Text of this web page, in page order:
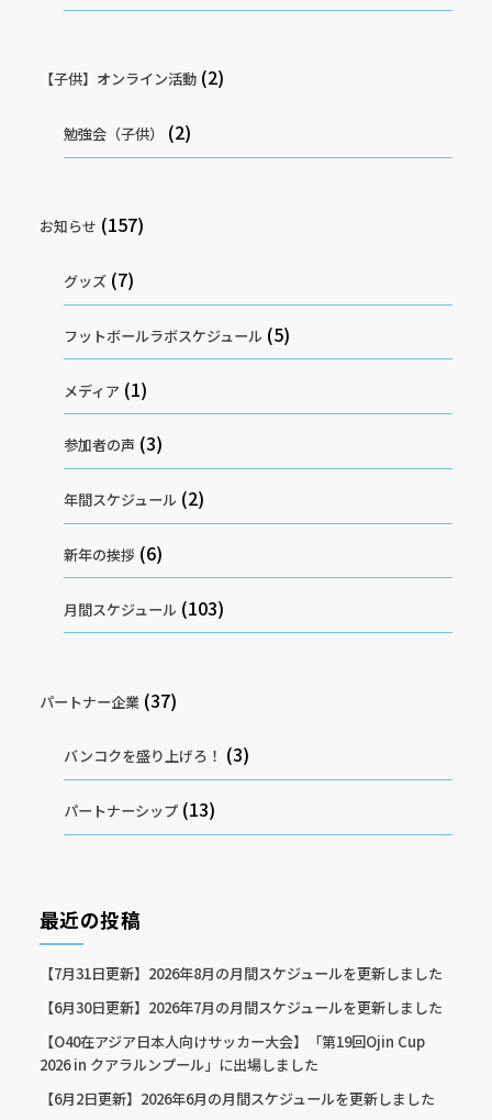
【子供】オンライン活動(2)
勉強会（子供） (2)
お知らせ (157)
グッズ (7)
フットボールラボスケジュール (5)
メディア (1)
参加者の声 (3)
年間スケジュール (2)
新年の挨拶 (6)
月間スケジュール (103)
パートナー企業 (37)
バンコクを盛り上げろ！ (3)
パートナーシップ (13)
最近の投稿
【7月31日更新】2026年8月の月間スケジュールを更新しました
【6月30日更新】2026年7月の月間スケジュールを更新しました
【O40在アジア日本人向けサッカー大会】「第19回Ojin Cup
2026 in クアラルンプール」に出場しました
【6月2日更新】2026年6月の月間スケジュールを更新しました